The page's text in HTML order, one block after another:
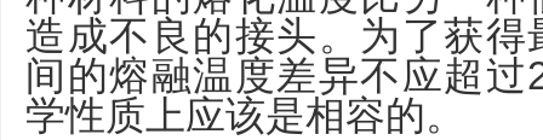
造成不良的接头。为了获
间的熔融温度差异不应超
学性质上应该是相容的。